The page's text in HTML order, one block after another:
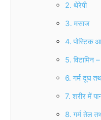
2. थेरेपी
3. मसाज
4. पोस्टिक
5. विटामिन
6. गर्म दूध
7. शरीर में
8. गर्म तेल